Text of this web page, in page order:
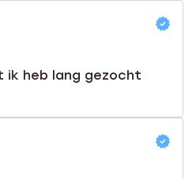
ik heb lang gezocht